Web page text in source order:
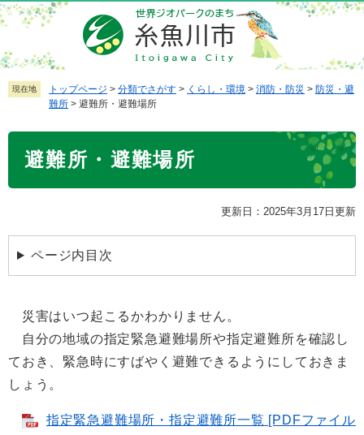
ペ
ー
ジ
の
先
メ
ニ
ュ
ー
を
本
現在地 トップページ > 分類でさがす > くらし・環境 > 消防・防災 > 防災・避
難所 > 避難所・避難場所
避難所・避難場所
更新日：2025年3月17日更新
ページ内目次
災害はいつ起こるかわかりません。
自分の地域の指定緊急避難場所や指定避難所を確認し
ておき、緊急時にすばやく避難できるようにしておきま
しょう。
指定緊急避難場所・指定避難所一覧 [PDFファイル